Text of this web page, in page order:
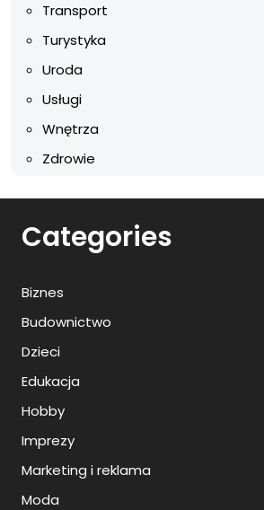
Transport
Turystyka
Uroda
Usługi
Wnętrza
Zdrowie
Categories
Biznes
Budownictwo
Dzieci
Edukacja
Hobby
Imprezy
Marketing i reklama
Moda